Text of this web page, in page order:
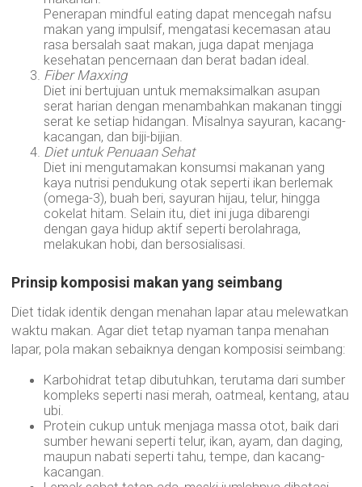
Penerapan mindful eating dapat mencegah nafsu
makan yang impulsif, mengatasi kecemasan atau
rasa bersalah saat makan, juga dapat menjaga
kesehatan pencernaan dan berat badan ideal.
Fiber Maxxing
Diet ini bertujuan untuk memaksimalkan asupan
serat harian dengan menambahkan makanan tinggi
serat ke setiap hidangan. Misalnya sayuran, kacang-
kacangan, dan biji-bijian.
Diet untuk Penuaan Sehat
Diet ini mengutamakan konsumsi makanan yang
kaya nutrisi pendukung otak seperti ikan berlemak
(omega-3), buah beri, sayuran hijau, telur, hingga
cokelat hitam. Selain itu, diet ini juga dibarengi
dengan gaya hidup aktif seperti berolahraga,
melakukan hobi, dan bersosialisasi.
Prinsip komposisi makan yang seimbang
Diet tidak identik dengan menahan lapar atau melewatkan
waktu makan. Agar diet tetap nyaman tanpa menahan
lapar, pola makan sebaiknya dengan komposisi seimbang:
Karbohidrat tetap dibutuhkan, terutama dari sumber
kompleks seperti nasi merah, oatmeal, kentang, atau
ubi.
Protein cukup untuk menjaga massa otot, baik dari
sumber hewani seperti telur, ikan, ayam, dan daging,
maupun nabati seperti tahu, tempe, dan kacang-
kacangan.